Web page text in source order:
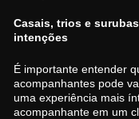
Casais, trios e
intenções
É importante entender
acompanhantes pode
uma experiência mais
acompanhante em um